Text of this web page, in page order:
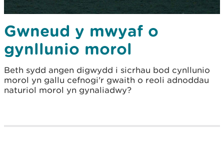
Gwneud y mwyaf o
gynllunio morol
Beth sydd angen digwydd i sicrhau bod cynllunio
morol yn gallu cefnogi'r gwaith o reoli adnoddau
naturiol morol yn gynaliadwy?